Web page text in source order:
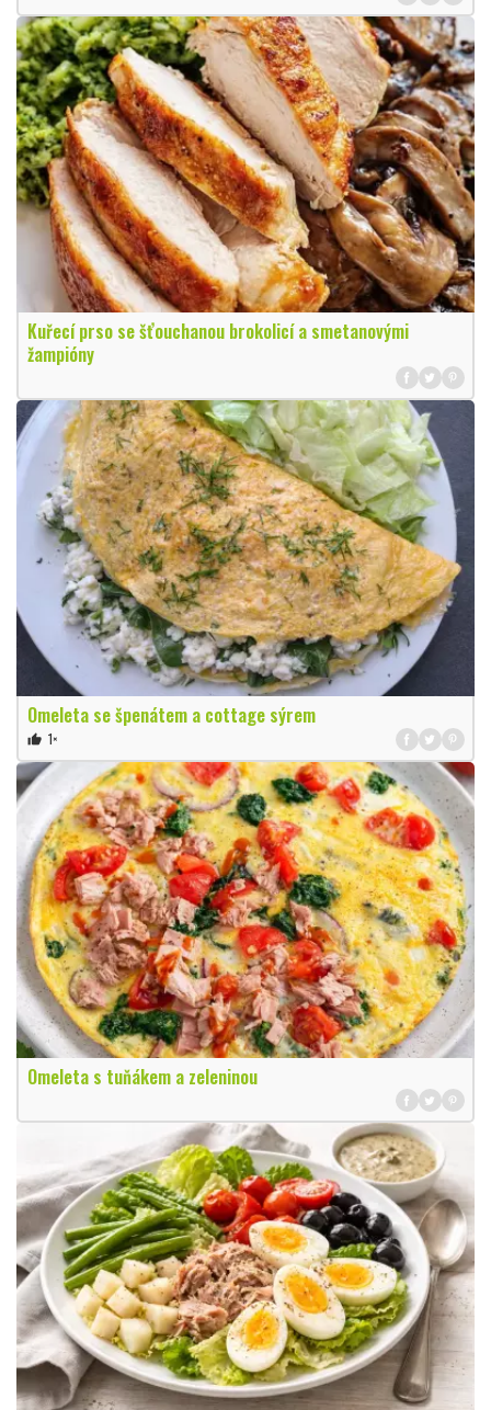
Kuřecí prso se šťouchanou brokolicí a smetanovými
žampióny
Omeleta se špenátem a cottage sýrem
thumb_up 1×
Omeleta s tuňákem a zeleninou